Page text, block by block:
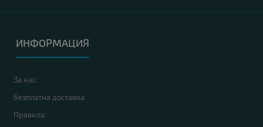
ИНФОРМАЦИЯ
За нас
Безплатна доставка
Правила